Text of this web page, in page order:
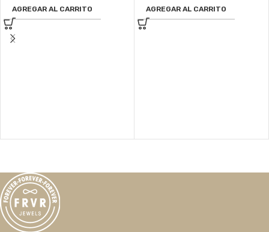
AGREGAR AL CARRITO AGREGAR AL CARRITO